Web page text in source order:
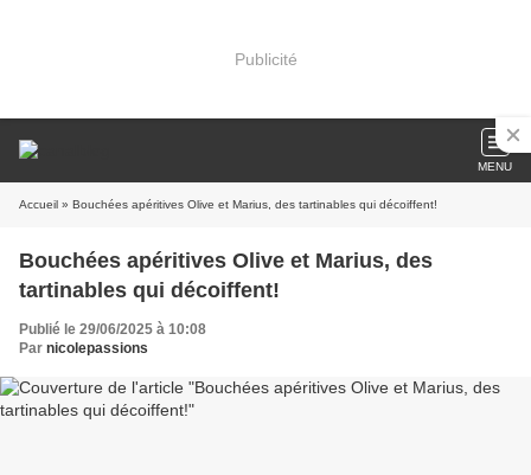
Publicité
MENU
Accueil » Bouchées apéritives Olive et Marius, des tartinables qui décoiffent!
Bouchées apéritives Olive et Marius, des
tartinables qui décoiffent!
Publié le 29/06/2025 à 10:08
Par nicolepassions